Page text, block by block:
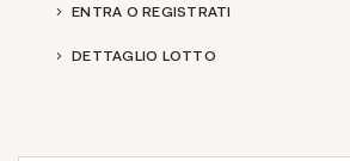
ENTRA O REGISTRATI
DETTAGLIO LOTTO